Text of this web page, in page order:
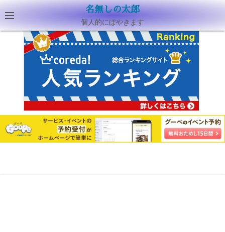
名無しの太郎
個人的にぼやきます